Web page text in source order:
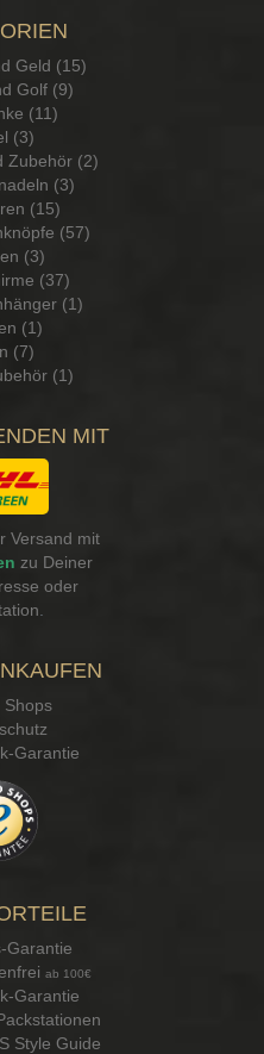
Geld (15)
Golf (9)
(11)
(3)
Zubehör (2)
(3)
(15)
(57)
(3)
(37)
(1)
(1)
(7)
(1)
MIT
Versand mit
zu Deiner
oder
Shops
Garantie
Garantie
ab 100€
Garantie
Style Guide